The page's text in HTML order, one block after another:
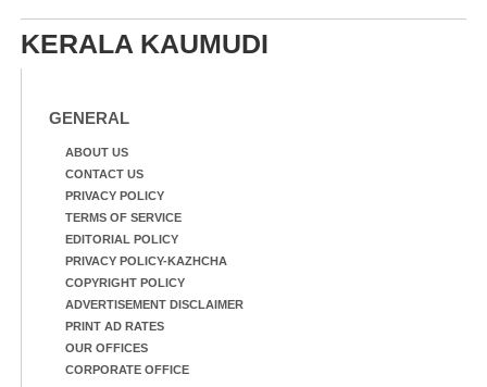
KERALA KAUMUDI
GENERAL
ABOUT US
CONTACT US
PRIVACY POLICY
TERMS OF SERVICE
EDITORIAL POLICY
PRIVACY POLICY-KAZHCHA
COPYRIGHT POLICY
ADVERTISEMENT DISCLAIMER
PRINT AD RATES
OUR OFFICES
CORPORATE OFFICE